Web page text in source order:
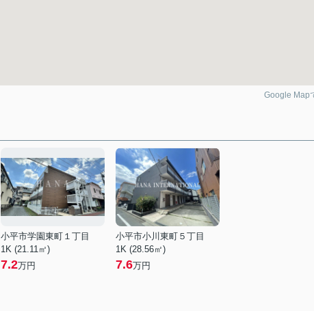
Google Map
小平市学園東町１丁目
1K (21.11㎡)
7.2万円
小平市小川東町５丁目
1K (28.56㎡)
7.6万円